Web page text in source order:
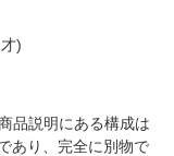
)
品説明にある構成は
あり、完全に別物で